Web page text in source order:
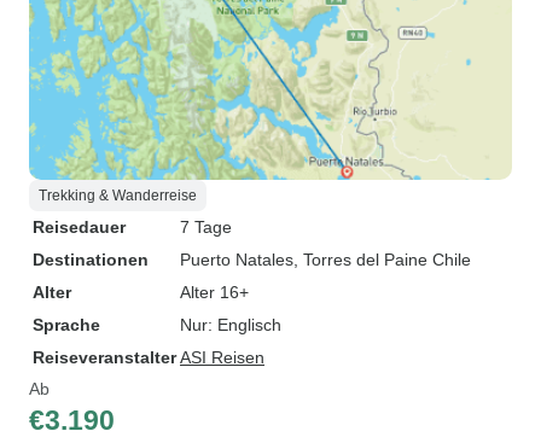
Trekking & Wanderreise
Reisedauer
7 Tage
Destinationen
Puerto Natales , Torres del Paine Chile
Alter
Alter 16+
Sprache
Nur: Englisch
ReiseveranstalterASI Reisen
Ab
€3.190